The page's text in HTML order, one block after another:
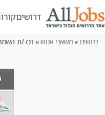
דרושים
דרושים »משאבי אנוש» רכז /ת